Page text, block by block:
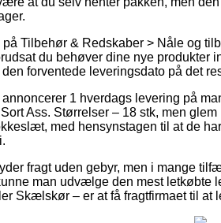
Tilbehør & Redskaber > Nåle og
du behøver dine nye produkter
forventede leveringsdato på det
1 hverdags levering på
Ass. Størrelser – 18 stk, men
med hensynstagen til at de
fragt uden gebyr, men i mange
man udvælge den mest letkøbte
Skælskør – er at få fragtfirmaet til at